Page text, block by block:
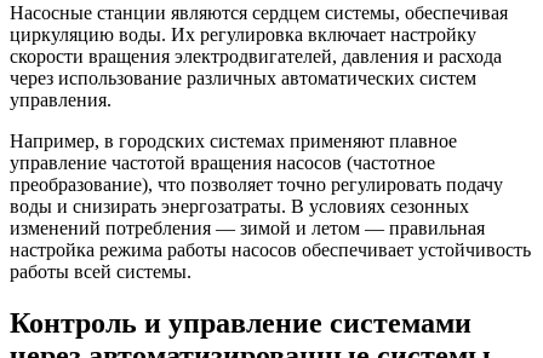
Насосные станции являются сердцем системы, обеспечивая
циркуляцию воды. Их регулировка включает настройку
скорости вращения электродвигателей, давления и расхода
через использование различных автоматических систем
управления.
Например, в городских системах применяют плавное
управление частотой вращения насосов (частотное
преобразование), что позволяет точно регулировать подачу
воды и снизирать энергозатраты. В условиях сезонных
изменений потребления — зимой и летом — правильная
настройка режима работы насосов обеспечивает устойчивость
работы всей системы.
Контроль и управление системами